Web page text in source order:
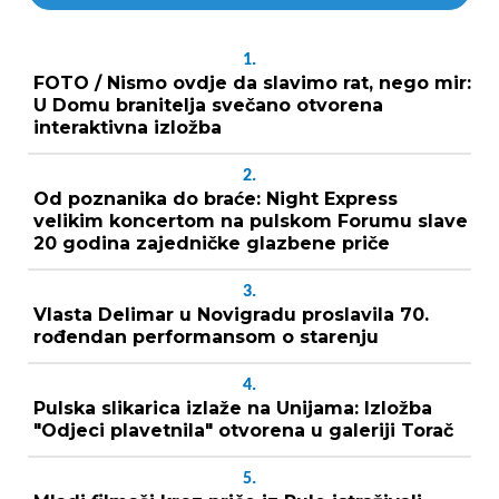
1.
FOTO / Nismo ovdje da slavimo rat, nego mir:
U Domu branitelja svečano otvorena
interaktivna izložba
2.
Od poznanika do braće: Night Express
velikim koncertom na pulskom Forumu slave
20 godina zajedničke glazbene priče
3.
Vlasta Delimar u Novigradu proslavila 70.
rođendan performansom o starenju
4.
Pulska slikarica izlaže na Unijama: Izložba
"Odjeci plavetnila" otvorena u galeriji Torač
5.